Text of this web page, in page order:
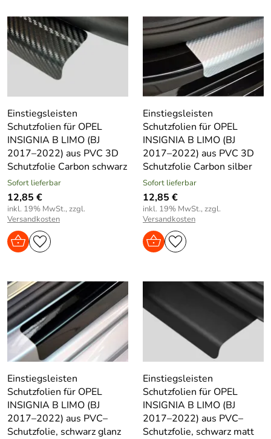
Einstiegsleisten
Schutzfolien für OPEL
INSIGNIA B LIMO (BJ
2017–2022) aus PVC 3D
Schutzfolie Carbon schwarz
Sofort lieferbar
12,85 €
inkl. 19% MwSt., zzgl.
Versandkosten
Einstiegsleisten
Schutzfolien für OPEL
INSIGNIA B LIMO (BJ
2017–2022) aus PVC 3D
Schutzfolie Carbon silber
Sofort lieferbar
12,85 €
inkl. 19% MwSt., zzgl.
Versandkosten
Einstiegsleisten
Schutzfolien für OPEL
INSIGNIA B LIMO (BJ
2017–2022) aus PVC–
Schutzfolie, schwarz glanz
Einstiegsleisten
Schutzfolien für OPEL
INSIGNIA B LIMO (BJ
2017–2022) aus PVC–
Schutzfolie, schwarz matt